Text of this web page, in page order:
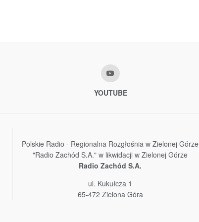
YOUTUBE
Polskie Radio - Regionalna Rozgłośnia w Zielonej Górze
"Radio Zachód S.A." w likwidacji w Zielonej Górze
Radio Zachód S.A.
ul. Kukułcza 1
65-472 Zielona Góra